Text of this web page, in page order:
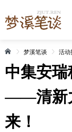
梦溪笔谈 活
中集安瑞
——清新
来！